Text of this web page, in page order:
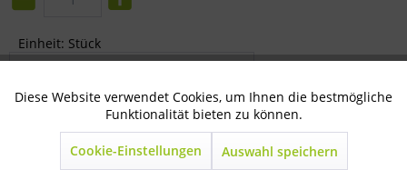
Einheit: Stück
Merken Bewerten
Artikel-Nr.: 58-66-0020
Technisch notwendig Aktiv
Marketing Inaktiv
Diese Website verwendet Cookies, um Ihnen die bestmögliche
Funktionalität bieten zu können.
Cookie-Einstellungen Auswahl speichern